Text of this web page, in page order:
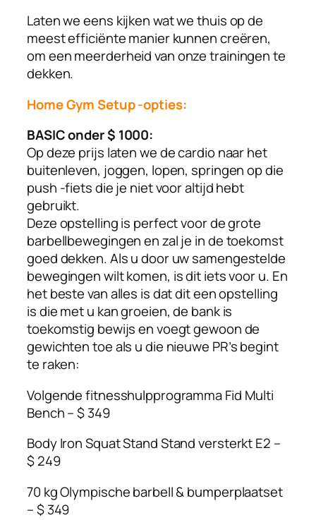
Laten we eens kijken wat we thuis op de
meest efficiënte manier kunnen creëren,
om een ​​meerderheid van onze trainingen te
dekken.
Home Gym Setup -opties:
BASIC onder $ 1000:
Op deze prijs laten we de cardio naar het
buitenleven, joggen, lopen, springen op die
push -fiets die je niet voor altijd hebt
gebruikt.
Deze opstelling is perfect voor de grote
barbellbewegingen en zal je in de toekomst
goed dekken. Als u door uw samengestelde
bewegingen wilt komen, is dit iets voor u. En
het beste van alles is dat dit een opstelling
is die met u kan groeien, de bank is
toekomstig bewijs en voegt gewoon de
gewichten toe als u die nieuwe PR’s begint
te raken:
Volgende fitnesshulpprogramma Fid Multi
Bench – $ 349
Body Iron Squat Stand Stand versterkt E2 –
$ 249
70 kg Olympische barbell & bumperplaatset
– $ 349